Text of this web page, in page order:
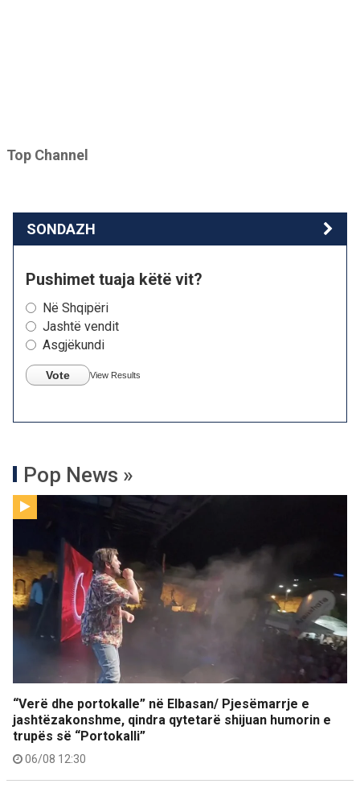
Top Channel
SONDAZH
Pushimet tuaja këtë vit?
Në Shqipëri
Jashtë vendit
Asgjëkundi
Vote View Results
Pop News »
“Verë dhe portokalle” në Elbasan/ Pjesëmarrje e
jashtëzakonshme, qindra qytetarë shijuan humorin e
trupës së “Portokalli”
06/08 12:30